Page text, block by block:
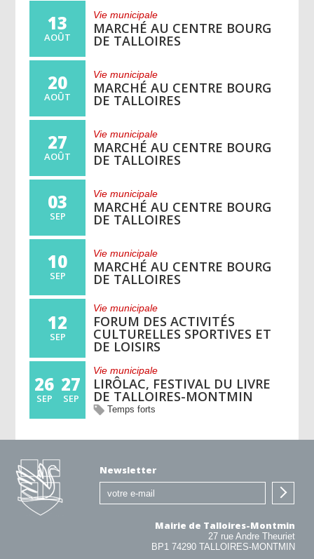
13
AOÛT
Vie municipale
MARCHÉ AU CENTRE BOURG
DE TALLOIRES
20
AOÛT
Vie municipale
MARCHÉ AU CENTRE BOURG
DE TALLOIRES
27
AOÛT
Vie municipale
MARCHÉ AU CENTRE BOURG
DE TALLOIRES
03
SEP
Vie municipale
MARCHÉ AU CENTRE BOURG
DE TALLOIRES
10
SEP
Vie municipale
MARCHÉ AU CENTRE BOURG
DE TALLOIRES
12
SEP
Vie municipale
FORUM DES ACTIVITÉS
CULTURELLES SPORTIVES ET
DE LOISIRS
26
SEP
27
SEP
Vie municipale
LIRÔLAC, FESTIVAL DU LIVRE
DE TALLOIRES-MONTMIN
Temps forts
Newsletter
Mairie de Talloires-Montmin
27 rue Andre Theuriet
BP1 74290 TALLOIRES-MONTMIN